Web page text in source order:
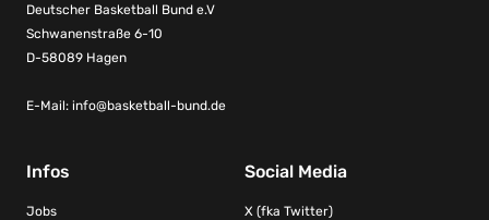
Deutscher Basketball Bund e.V
Schwanenstraße 6-10
D-58089 Hagen
E-Mail: info@basketball-bund.de
Infos
Jobs
Social Media
X (fka Twitter)